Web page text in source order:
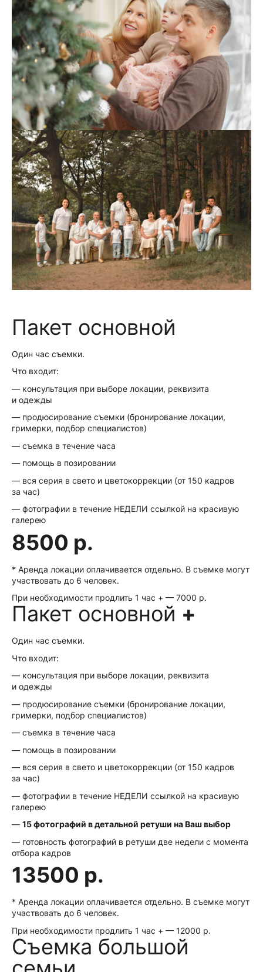
Пакет основной
Один час съемки.
Что входит:
— консультация при выборе локации, реквизита
и одежды
— продюсирование съемки (бронирование локации,
гримерки, подбор специалистов)
— съемка в течение часа
— помощь в позировании
— вся серия в свето и цветокоррекции (от 150 кадров
за час)
— фотографии в течение НЕДЕЛИ ссылкой на красивую
галерею
8500 р.
* Аренда локации оплачивается отдельно. В съемке могут
участвовать до 6 человек.
При необходимости продлить 1 час + — 7000 р.
Пакет основной +
Один час съемки.
Что входит:
— консультация при выборе локации, реквизита
и одежды
— продюсирование съемки (бронирование локации,
гримерки, подбор специалистов)
— съемка в течение часа
— помощь в позировании
— вся серия в свето и цветокоррекции (от 150 кадров
за час)
— фотографии в течение НЕДЕЛИ ссылкой на красивую
галерею
— 15 фотографий в детальной ретуши на Ваш выбор
— готовность фотографий в ретуши две недели с момента
отбора кадров
13500 р.
* Аренда локации оплачивается отдельно. В съемке могут
участвовать до 6 человек.
При необходимости продлить 1 час + — 12000 р.
Съемка большой